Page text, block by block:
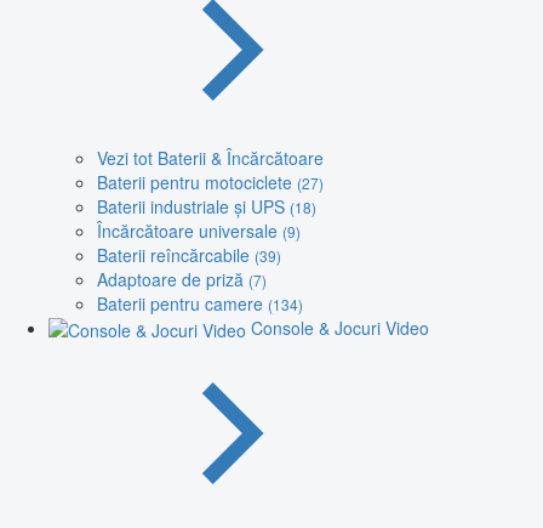
Vezi tot Baterii & Încărcătoare
Baterii pentru motociclete (27)
Baterii industriale și UPS (18)
Încărcătoare universale (9)
Baterii reîncărcabile (39)
Adaptoare de priză (7)
Baterii pentru camere (134)
Console & Jocuri Video